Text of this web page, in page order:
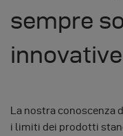
sempre
La nostra conoscenza
i limiti dei prodotti